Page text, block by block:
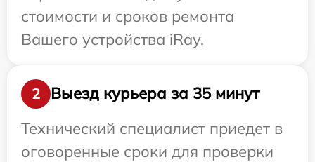
стоимости и сроков ремонта
Вашего устройства iRay.
2
Выезд курьера за 35 минут
Технический специалист приедет в
оговоренные сроки для проверки